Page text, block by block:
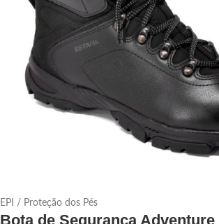
EPI / Proteção dos Pés
Bota de Segurança